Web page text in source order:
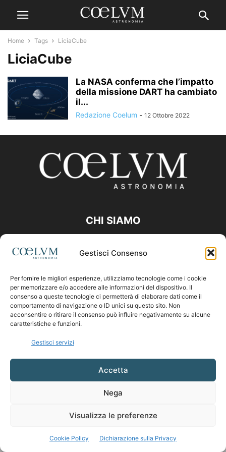
Gestisci Consenso
Per fornire le migliori esperienze, utilizziamo tecnologie come i cookie
per memorizzare e/o accedere alle informazioni del dispositivo. Il
consenso a queste tecnologie ci permetterà di elaborare dati come il
comportamento di navigazione o ID unici su questo sito. Non
acconsentire o ritirare il consenso può influire negativamente su alcune
caratteristiche e funzioni.
Gestisci servizi
Accetta
Nega
Visualizza le preferenze
Cookie Policy Dichiarazione sulla Privacy
Home Tags LiciaCube
LiciaCube
La NASA conferma che l’impatto
della missione DART ha cambiato
il...
Redazione Coelum - 12 Ottobre 2022
CHI SIAMO
Contattaci:coelumastro@coelum.com
SEGUICI